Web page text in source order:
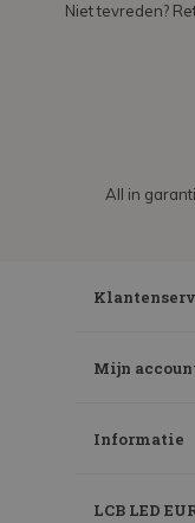
Niet tevreden?
All in
Mijn
Informatie
LCB LED